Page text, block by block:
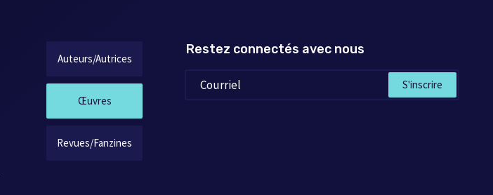
Auteurs/Autrices
Œuvres
Revues/Fanzines
Restez connectés avec nous
S'inscrire